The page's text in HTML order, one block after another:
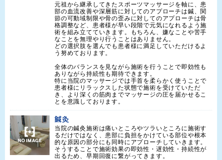
元祖から継承してきたスポーツマッサージを軸に、患
部の血流改善や深層筋に対してのアプローチは鍼、関
節の可動域制限や骨の歪みに対してのアプローチは骨
格調整など、患者様が早い段階で元気になれるよう施
術を組み立てていきます。もちろん、嫌なことや苦手
なことを無理やり行うことはありません。
どの選択肢を選んでも患者様に満足していただけるよ
う努めております。
全体のバランスを見ながら施術を行うことで即効性も
ありながら持続性も期待できます。
特に当院のマッサージでは手首を柔らかく使うことで
患者様にリラックスした状態で施術を受けていただ
き、より深くの筋肉までマッサージの圧を届かせるこ
とを意識しております。
鍼灸
当院の鍼灸施術は痛いところやツラいところに施術す
るだけではなく、患部に負担をかけている部位や根本
的な原因の部分にも同時にアプローチしていきます。
そうすることで施術効果の即効性・遅効性・持続性が
出るため、早期回復に繋がってきます。